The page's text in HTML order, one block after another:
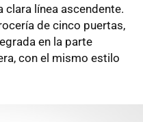
clara línea ascendente.
de cinco puertas,
en la parte
con el mismo estilo